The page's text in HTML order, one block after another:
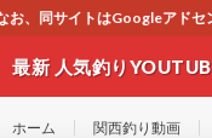
スによる広告を掲載しており
最新 人気釣り
ホーム 関西釣り動画